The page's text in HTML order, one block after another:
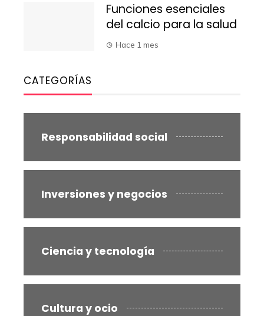
Funciones esenciales
del calcio para la salud
Hace 1 mes
CATEGORÍAS
Responsabilidad social
Inversiones y negocios
Ciencia y tecnología
Cultura y ocio